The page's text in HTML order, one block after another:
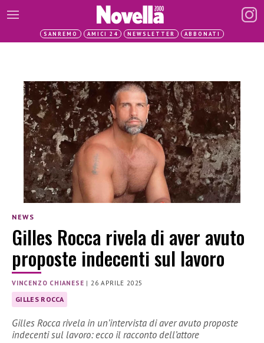
SANREMO AMICI 24 NEWSLETTER ABBONATI
NEWS
Gilles Rocca rivela di aver avuto
proposte indecenti sul lavoro
VINCENZO CHIANESE |26 APRILE 2025
GILLES ROCCA
Gilles Rocca rivela in un’intervista di aver avuto proposte
indecenti sul lavoro: ecco il racconto dell’attore